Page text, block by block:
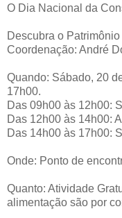
O Dia Nacional da
Descubra o
Coordenação: André
Quando: Sábado, 20
17h00.
Das 09h00 às 12h00:
Das 12h00 às 14h00:
Das 14h00 às 17h00:
Onde: Ponto de
Quanto: Atividade
alimentação são por